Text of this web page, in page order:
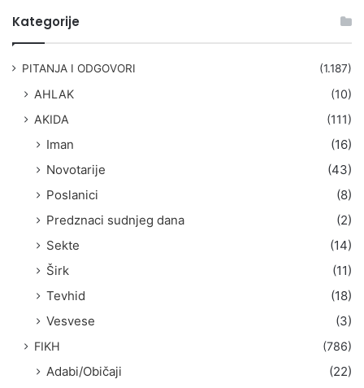
Kategorije
PITANJA I ODGOVORI (1.187)
AHLAK
(10)
AKIDA
(111)
Iman
(16)
Novotarije
(43)
Poslanici
(8)
Predznaci sudnjeg dana
(2)
Sekte
(14)
Širk
(11)
Tevhid
(18)
Vesvese
(3)
FIKH (786)
Adabi/Običaji
(22)